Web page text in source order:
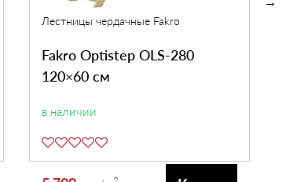
Лестницы чердачные Fakro
Fakro Optistep OLS-280
120×60 см
в наличии